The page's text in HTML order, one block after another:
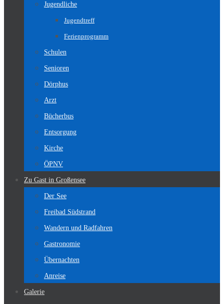
Jugendliche
Jugendtreff
Ferienprogramm
Schulen
Senioren
Dörphus
Arzt
Bücherbus
Entsorgung
Kirche
ÖPNV
Zu Gast in Großensee
Der See
Freibad Südstrand
Wandern und Radfahren
Gastronomie
Übernachten
Anreise
Galerie